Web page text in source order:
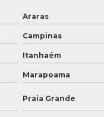
Araras
Campinas
Itanhaém
Marapoama
Praia Grande